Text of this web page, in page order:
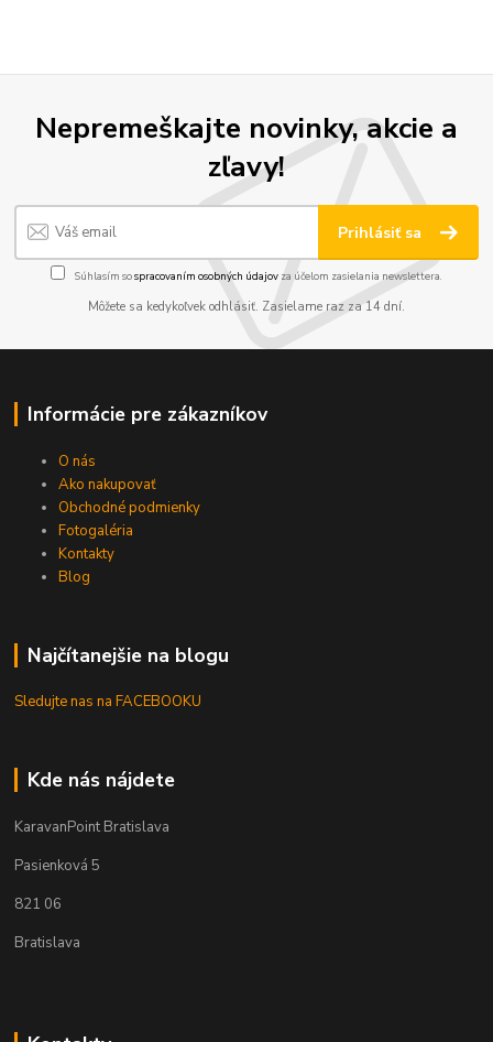
Nepremeškajte novinky, akcie a
zľavy!
Prihlásiť sa
Súhlasím sospracovaním osobných údajov za účelom zasielania newslettera.
Môžete sa kedykoľvek odhlásiť. Zasielame raz za 14 dní.
Informácie pre zákazníkov
O nás
Ako nakupovať
Obchodné podmienky
Fotogaléria
Kontakty
Blog
Najčítanejšie na blogu
Sledujte nas na FACEBOOKU
Kde nás nájdete
KaravanPoint Bratislava
Pasienková 5
821 06
Bratislava